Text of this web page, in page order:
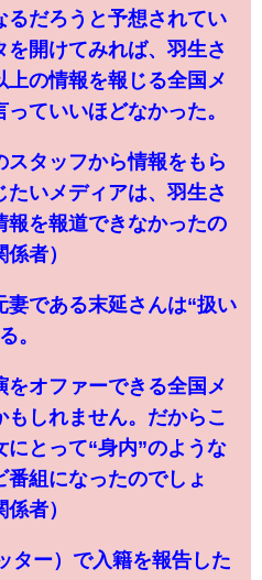
るだろうと予想されてい
を開けてみれば、羽生さ
上の情報を報じる全国メ
ていいほどなかった。
タッフから情報をもら
たいメディアは、羽生さ
報を報道できなかったの
者）
である末延さんは“扱い
。
をオファーできる全国メ
しれません。だからこ
とって“身内”のような
組になったのでしょ
者）
ー）で入籍を報告した